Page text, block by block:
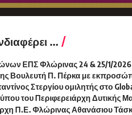
...
ΕΠΣ Φλώρινας 24 & 25/1/2026
Βουλευτή Π. Πέρκα με
Στεργίου ομιλητής στο
του Περιφερειάρχη Δυτικής
Π.Ε. Φλώρινας Αθανάσιου